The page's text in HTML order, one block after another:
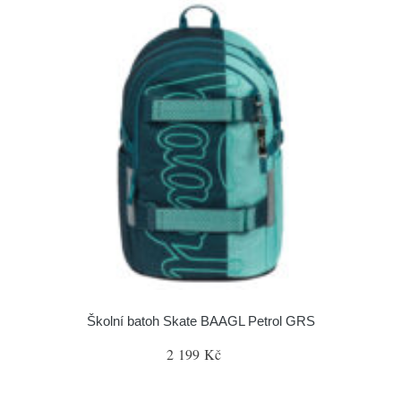
Školní batoh Skate BAAGL Petrol GRS
2 199 Kč